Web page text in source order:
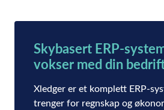
Skybasert ERP-
vokser med din
Xledger er et komplett ERP-
trenger for regnskap og